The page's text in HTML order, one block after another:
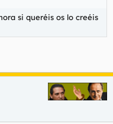
si queréis os lo creéis